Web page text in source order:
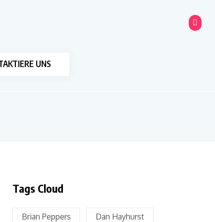
UNS
Tags Cloud
Brian Peppers Dan Hayhurst